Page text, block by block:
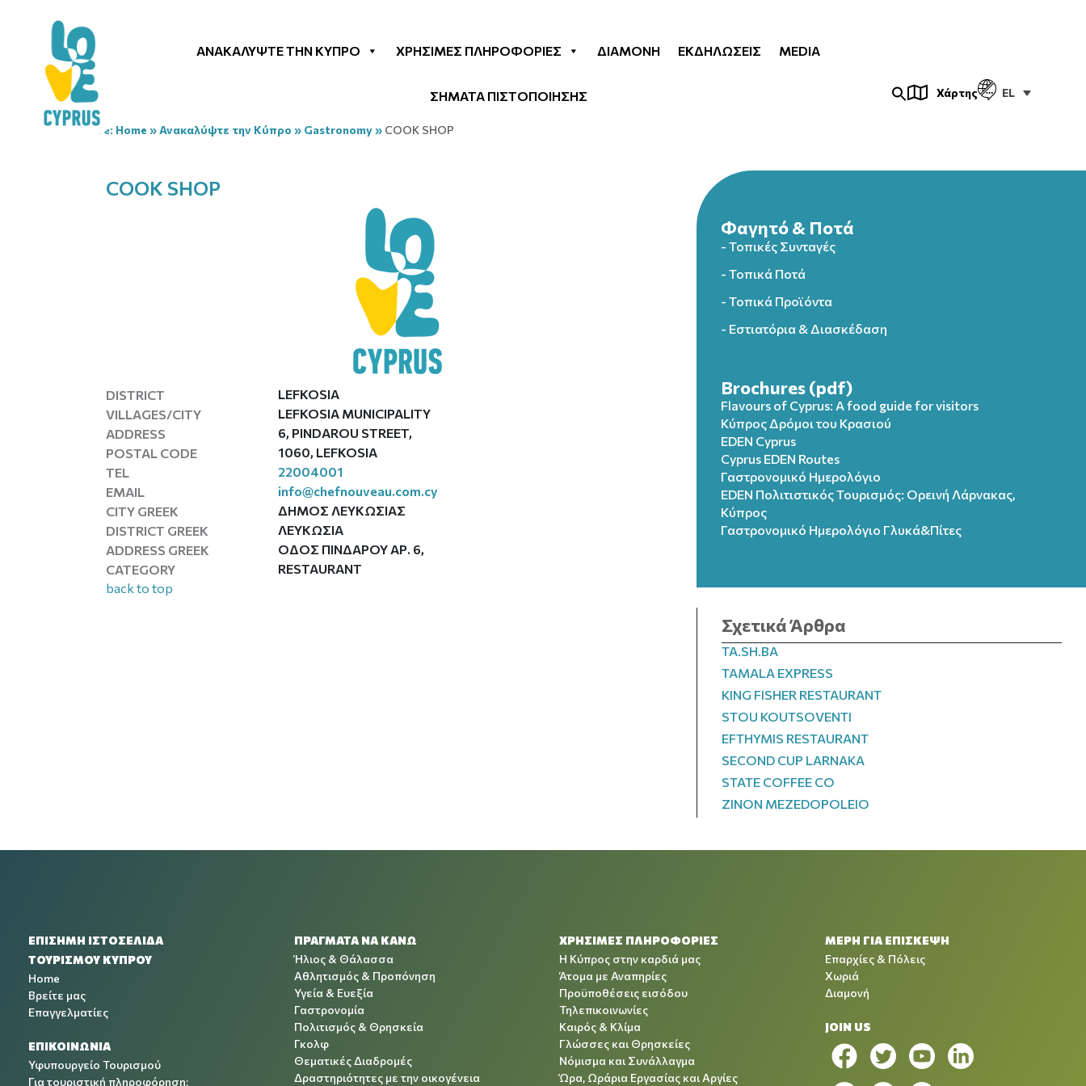
ΑΝΑΚΑΛΎΨΤΕ ΤΗΝ ΚΎΠΡΟ ΧΡΉΣΙΜΕΣ ΠΛΗΡΟΦΟΡΊΕΣ ΔΙΑΜΟΝΉ ΕΚΔΗΛΏΣΕΙΣ MEDIA
ΣΗΜΑΤΑ ΠΙΣΤΟΠΟΙΗΣΗΣ Χάρτης EL
You are here: Home »Ανακαλύψτε την Κύπρο » Gastronomy» COOK SHOP
COOK SHOP
DISTRICT
LEFKOSIA
VILLAGES/CITY
LEFKOSIA MUNICIPALITY
ADDRESS
6, PINDAROU STREET,
POSTAL CODE
1060, LEFKOSIA
TEL
22004001
EMAIL
info@chefnouveau.com.cy
CITY GREEK
ΔΗΜΟΣ ΛΕΥΚΩΣΙΑΣ
DISTRICT GREEK
ΛΕΥΚΩΣΙΑ
ADDRESS GREEK
ΟΔΟΣ ΠΙΝΔΑΡΟΥ ΑΡ. 6,
CATEGORY
RESTAURANT
back to top
Φαγητό & Ποτά
- Τοπικές Συνταγές
- Τοπικά Ποτά
- Τοπικά Προϊόντα
- Εστιατόρια & Διασκέδαση
Brochures (pdf)
Flavours of Cyprus: A food guide for visitors
Κύπρος Δρόμοι του Κρασιού
EDEN Cyprus
Cyprus EDEN Routes
Γαστρονομικό Ημερολόγιο
EDEN Πολιτιστικός Τουρισμός: Ορεινή Λάρνακας,
Κύπρος
Γαστρονομικό Ημερολόγιo Γλυκά&Πίτες
Σχετικά Άρθρα
TA.SH.BA
TAMALA EXPRESS
KING FISHER RESTAURANT
STOU KOUTSOVENTI
EFTHYMIS RESTAURANT
SECOND CUP LARNAKA
STATE COFFEE CO
ZINON MEZEDOPOLEIO
ΕΠΙΣΗΜΗ ΙΣΤΟΣΕΛΙΔΑ
ΤΟΥΡΙΣΜΟΥ ΚΥΠΡΟΥ
Home
Βρείτε μας
Επαγγελματίες
ΕΠΙΚΟΙΝΩΝΙΑ
Υφυπουργείο Τουρισμού
Για τουριστική πληροφόρηση:
ΠΡΑΓΜΑΤΑ ΝΑ ΚΑΝΩ
Ήλιος & Θάλασσα
Αθλητισμός & Προπόνηση
Υγεία & Ευεξία
Γαστρονομία
Πολιτισμός & Θρησκεία
Γκολφ
Θεματικές Διαδρομές
Δραστηριότητες με την οικογένεια
ΧΡΉΣΙΜΕΣ ΠΛΗΡΟΦΟΡΊΕΣ
Η Κύπρος στην καρδιά μας
Άτομα με Αναπηρίες
Προϋποθέσεις εισόδου
Τηλεπικοινωνίες
Καιρός & Κλίμα
Γλώσσες και Θρησκείες
Νόμισμα και Συνάλλαγμα
Ώρα, Ωράρια Εργασίας και Αργίες
ΜΕΡΗ ΓΙΑ ΕΠΙΣΚΕΨΗ
Επαρχίες & Πόλεις
Χωριά
Διαμονή
JOIN US